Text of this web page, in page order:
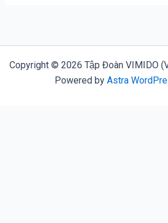
Copyright © 2026 Tập Đoàn VIMIDO
Powered by Astra